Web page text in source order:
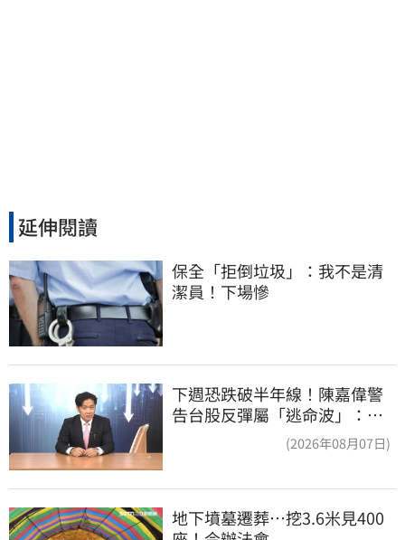
延伸閱讀
保全「拒倒垃圾」：我不是清
潔員！下場慘
下週恐跌破半年線！陳嘉偉警
告台股反彈屬「逃命波」：空
(2026年08月07日)
地下墳墓遷葬…挖3.6米見400